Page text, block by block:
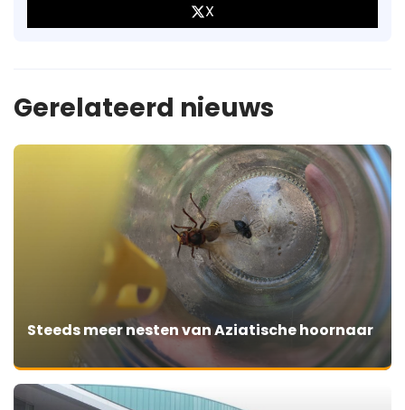
X
Gerelateerd nieuws
Steeds meer nesten van Aziatische hoornaar